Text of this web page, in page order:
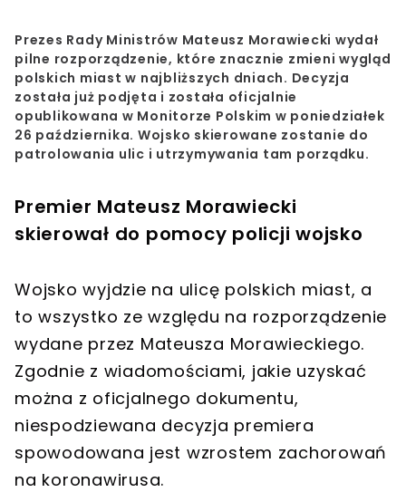
Prezes Rady Ministrów Mateusz Morawiecki wydał
pilne rozporządzenie, które znacznie zmieni wygląd
polskich miast w najbliższych dniach. Decyzja
została już podjęta i została oficjalnie
opublikowana w Monitorze Polskim w poniedziałek
26 października. Wojsko skierowane zostanie do
patrolowania ulic i utrzymywania tam porządku.
Premier Mateusz Morawiecki
skierował do pomocy policji wojsko
Wojsko wyjdzie na ulicę polskich miast, a
to wszystko ze względu na rozporządzenie
wydane przez Mateusza Morawieckiego.
Zgodnie z wiadomościami, jakie uzyskać
można z oficjalnego dokumentu,
niespodziewana decyzja premiera
spowodowana jest wzrostem zachorowań
na koronawirusa.